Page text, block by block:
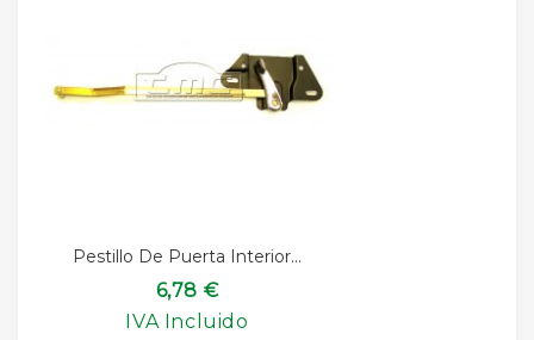
Pestillo De Puerta Interior...
6,78 €
IVA Incluido